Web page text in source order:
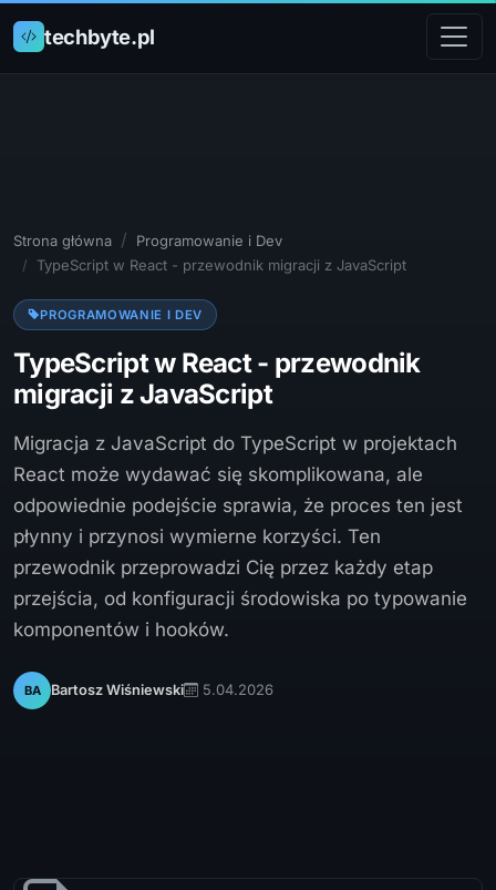
techbyte.pl
Strona główna
Programowanie i Dev
TypeScript w React - przewodnik migracji z JavaScript
PROGRAMOWANIE I DEV
TypeScript w React - przewodnik
migracji z JavaScript
Migracja z JavaScript do TypeScript w projektach
React może wydawać się skomplikowana, ale
odpowiednie podejście sprawia, że proces ten jest
płynny i przynosi wymierne korzyści. Ten
przewodnik przeprowadzi Cię przez każdy etap
przejścia, od konfiguracji środowiska po typowanie
komponentów i hooków.
BA Bartosz Wiśniewski 5.04.2026